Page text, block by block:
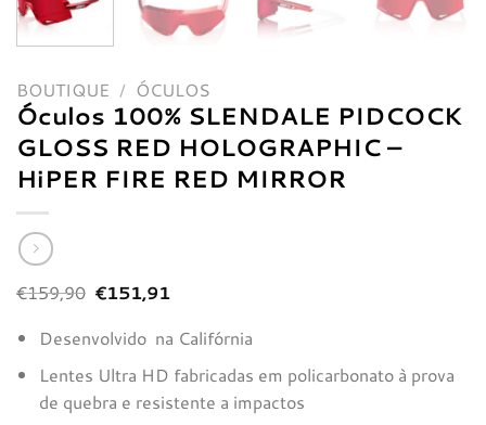
BOUTIQUE / ÓCULOS
Óculos 100% SLENDALE PIDCOCK
GLOSS RED HOLOGRAPHIC –
HiPER FIRE RED MIRROR
€159,90 O
preço
original
era:
€151,91O
atual
é:
Desenvolvido na Califórnia
Lentes Ultra HD fabricadas em policarbonato à prova
de quebra e resistente a impactos